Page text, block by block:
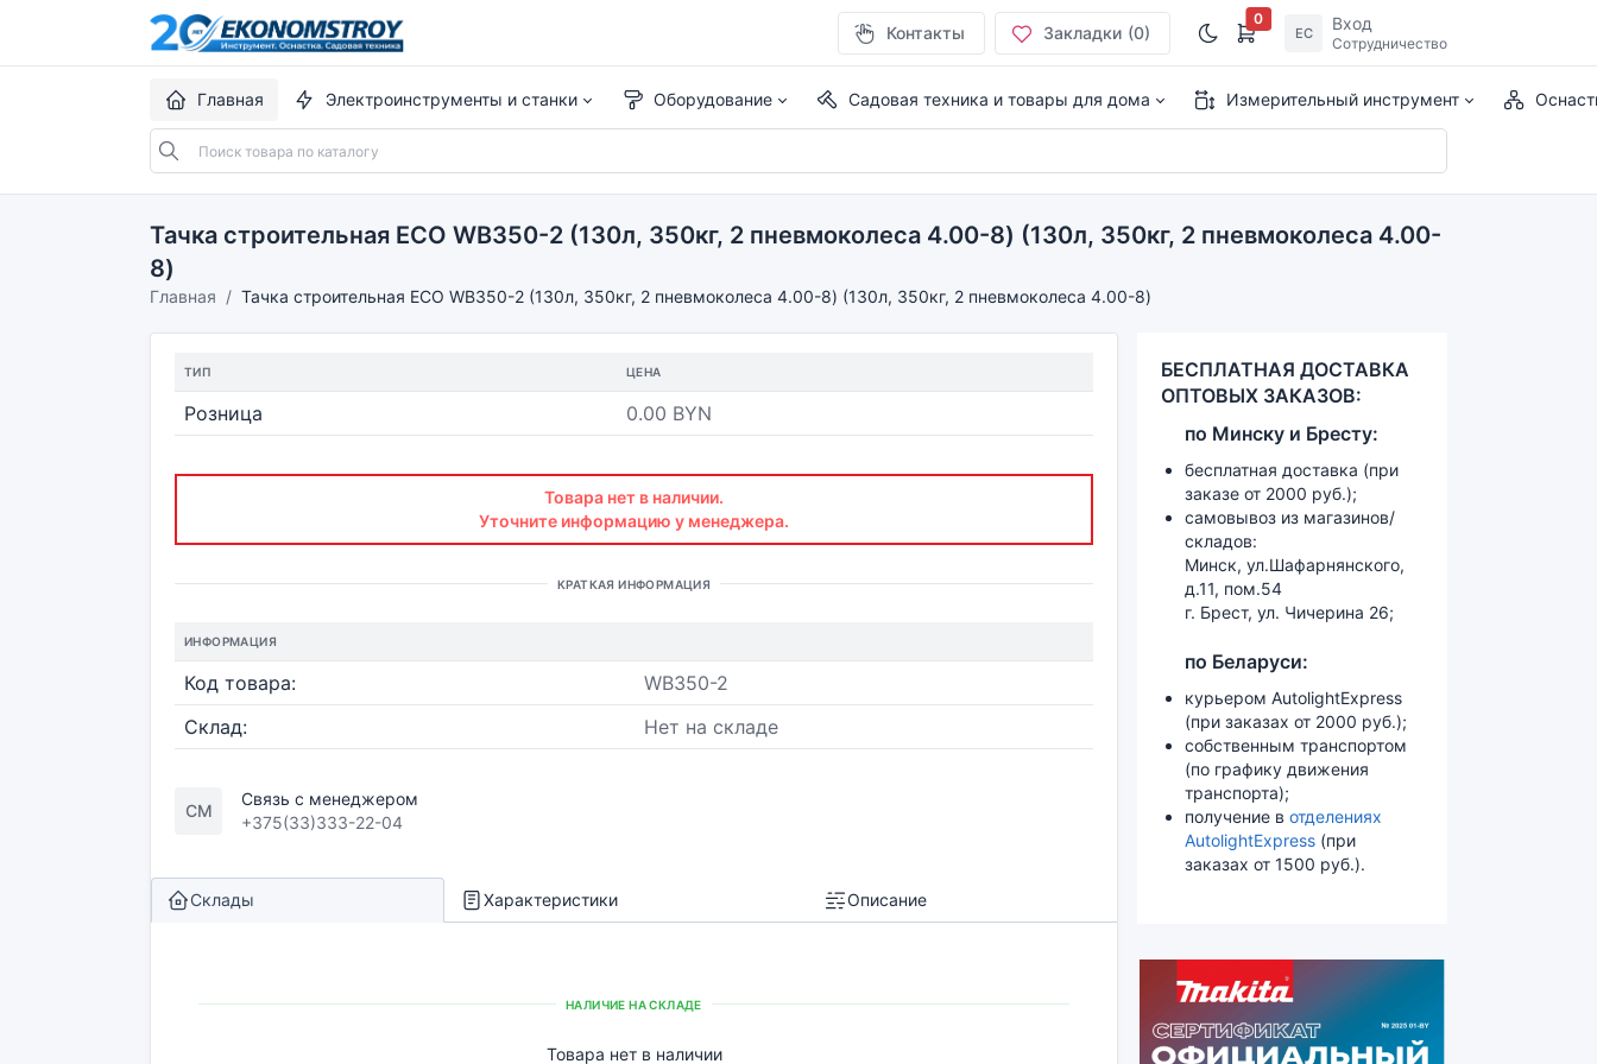
Контакты Закладки (0)
0
ЕС Вход
Сотрудничество
Главная Электроинструменты и станки Оборудование Садовая техника и товары для дома Измерительный инструмент
Тачка строительная ECO WB350-2 (130л, 350кг, 2 пневмоколеса 4.00-8) (130л, 350кг, 2 пневмоколеса 4.00-
8)
Главная Тачка строительная ECO WB350-2 (130л, 350кг, 2 пневмоколеса 4.00-8) (130л, 350кг, 2 пневмоколеса 4.00-8)
ТИП ЦЕНА
Розница 0.00 BYN
Товара нет в наличии.
Уточните информацию у менеджера.
КРАТКАЯ ИНФОРМАЦИЯ
ИНФОРМАЦИЯ
Код товара:
WB350-2
Склад:
Нет на складе
СМ
Связь с менеджером
+375(33)333-22-04
Склады Характеристики Описание
НАЛИЧИЕ НА СКЛАДЕ
Товара нет в наличии
БЕСПЛАТНАЯ ДОСТАВКА
ОПТОВЫХ ЗАКАЗОВ:
по Минску и Бресту:
бесплатная доставка (при
заказе от 2000 руб.);
самовывоз из магазинов/
складов:
Минск, ул.Шафарнянского,
д.11, пом.54
г. Брест, ул. Чичерина 26;
по Беларуси:
курьером AutolightExpress
(при заказах от 2000 руб.);
собственным транспортом
(по графику движения
транспорта);
получение в отделениях
AutolightExpress (при
заказах от 1500 руб.).